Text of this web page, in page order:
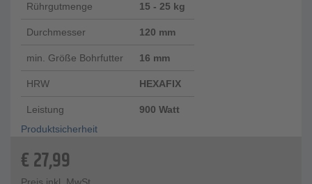
Rührgutmenge 15 - 25 kg
Durchmesser 120 mm
min. Größe Bohrfutter 16 mm
HRW HEXAFIX
Leistung
900 Watt
Produktsicherheit
€27,99